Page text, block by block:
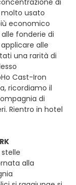
usato
economico
fonderie di
alle
una rarità di
Cast-Iron
ricordiamo il
di
Rientro in hotel
alla